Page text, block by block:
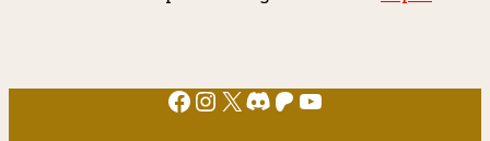
Facebook
Instagram
X Discord
Patreon
YouTube